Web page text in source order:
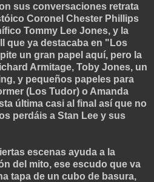
sus conversaciones retrata
Coronel Chester Phillips
Tommy Lee Jones, y la
que ya destacaba en "Los
un gran papel aquí, pero la
Armitage, Toby Jones, un
y pequeños papeles para
(Los Tudor) o Amanda
última casi al final así que no
perdáis a Stan Lee y sus
escenas ayuda a la
del mito, ese escudo que va
tapa de un cubo de basura,